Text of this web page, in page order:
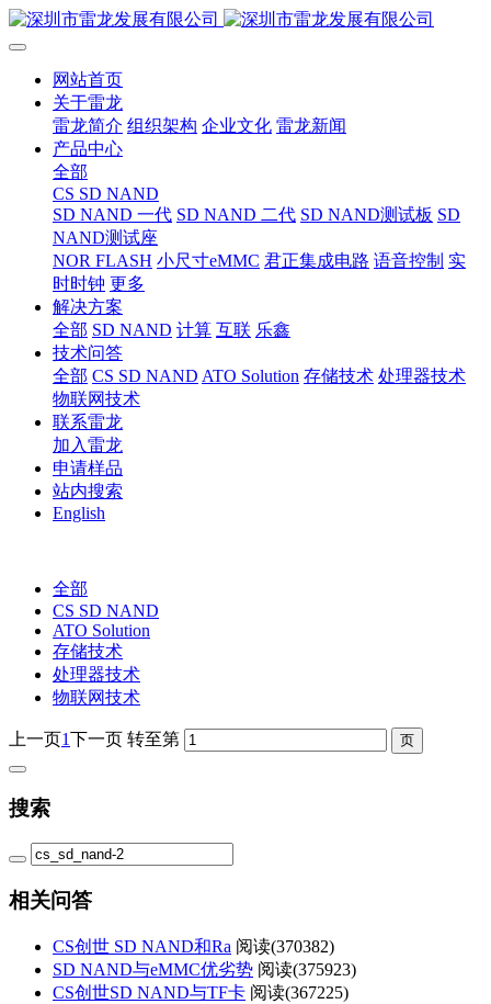
网站首页
关于雷龙
雷龙简介 组织架构 企业文化 雷龙新闻
产品中心
全部
CS SD NAND
SD NAND 一代 SD NAND 二代 SD NAND测试板 SD
NAND测试座
NOR FLASH 小尺寸eMMC 君正集成电路 语音控制 实
时时钟 更多
解决方案
全部 SD NAND 计算 互联 乐鑫
技术问答
全部 CS SD NAND ATO Solution 存储技术 处理器技术
物联网技术
联系雷龙
加入雷龙
申请样品
站内搜索
English
全部
CS SD NAND
ATO Solution
存储技术
处理器技术
物联网技术
上一页1下一页 转至第
搜索
相关问答
CS创世 SD NAND和Ra 阅读(370382)
SD NAND与eMMC优劣势 阅读(375923)
CS创世SD NAND与TF卡 阅读(367225)